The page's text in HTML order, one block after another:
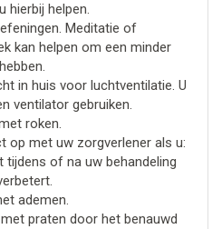
hierbij helpen.
Meditatie of
kan helpen om een minder
in huis voor luchtventilatie. U
ventilator gebruiken.
roken.
op met uw zorgverlener als u:
tijdens of na uw behandeling
ademen.
praten door het benauwd